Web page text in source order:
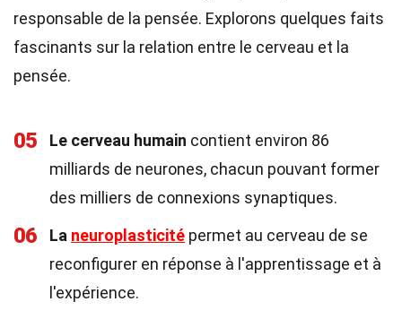
responsable de la pensée. Explorons quelques faits
fascinants sur la relation entre le cerveau et la
pensée.
05 Le cerveau humain contient environ 86
milliards de neurones, chacun pouvant former
des milliers de connexions synaptiques.
06 La neuroplasticité permet au cerveau de se
reconfigurer en réponse à l'apprentissage et à
l'expérience.